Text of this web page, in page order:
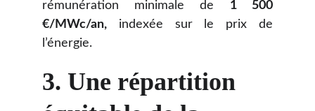
rémunération minimale de 1 500
€/MWc/an, indexée sur le prix de
l’énergie.
3. Une répartition